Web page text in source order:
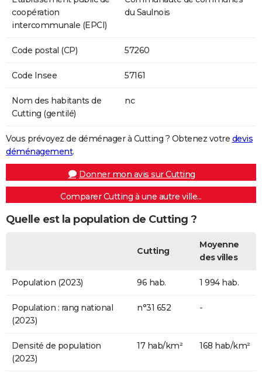
coopération
intercommunale (EPCI)
du Saulnois
Code postal (CP) 57260
Code Insee 57161
Nom des habitants de
Cutting (gentilé)
nc
Vous prévoyez de déménager à Cutting ? Obtenez votre devis
déménagement.
Donner mon avis sur Cutting
Comparer Cutting à une autre ville...
Quelle est la population de Cutting ?
Cutting
Moyenne
des villes
Population (2023) 96 hab. 1 994 hab.
Population : rang national
(2023)
n°31 652 -
Densité de population
(2023)
17 hab/km² 168 hab/km²